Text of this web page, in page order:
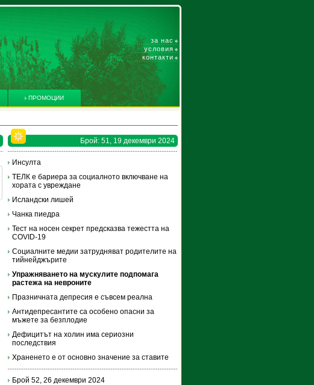
за нас
условия
контакти
ПРОМОЦИИ
Брой: 51, 19 декември 2024
Инсулта
ТЕЛК е бариера за социалното включване на
хората с увреждане
Исландски лишей
Чанка пиедра
Тест на носен секрет предсказва тежестта на
COVID-19
Социалните медии затрудняват родителите на
тийнейджърите
Упражняването на мускулите подпомага
растежа на невроните
Празничната депресия е съвсем реална
Антидепресантите са особено опасни за
мъжете за безплодие
Дефицитът на холин има сериозни
последствия
Храненето е от основно значение за ставите
Брой 52, 26 декември 2024